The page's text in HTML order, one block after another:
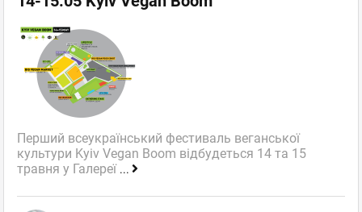
Перший всеукраїнський фестиваль веганської
культури Kyiv Vegan Boom відбудеться 14 та 15
травня у Галереї ...